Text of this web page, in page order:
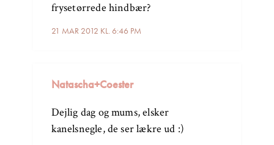
21 MAR 2012 KL. 6:46 PM
frysetørrede hindbær?
Natascha+Coester
Dejlig dag og mums, elsker
kanelsnegle, de ser lækre ud :)